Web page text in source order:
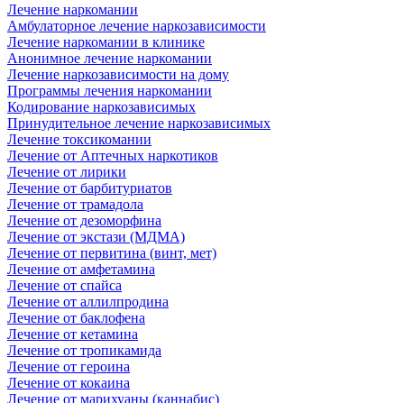
Лечение наркомании
Амбулаторное лечение наркозависимости
Лечение наркомании в клинике
Анонимное лечение наркомании
Лечение наркозависимости на дому
Программы лечения наркомании
Кодирование наркозависимых
Принудительное лечение наркозависимых
Лечение токсикомании
Лечение от Аптечных наркотиков
Лечение от лирики
Лечение от барбитуриатов
Лечение от трамадола
Лечение от дезоморфина
Лечение от экстази (МДМА)
Лечение от первитина (винт, мет)
Лечение от амфетамина
Лечение от спайса
Лечение от аллилпродина
Лечение от баклофена
Лечение от кетамина
Лечение от тропикамида
Лечение от героина
Лечение от кокаина
Лечение от марихуаны (каннабис)